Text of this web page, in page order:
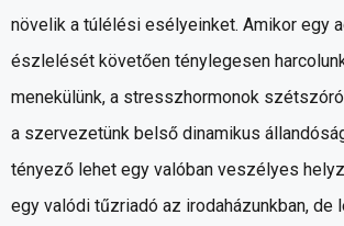
növelik a túlélési esélyeinket. Amikor egy
észlelését követően ténylegesen
menekülünk, a stresszhormonok
a szervezetünk belső dinamikus
tényező lehet egy valóban veszélyes
egy valódi tűzriadó az irodaházunkban, de